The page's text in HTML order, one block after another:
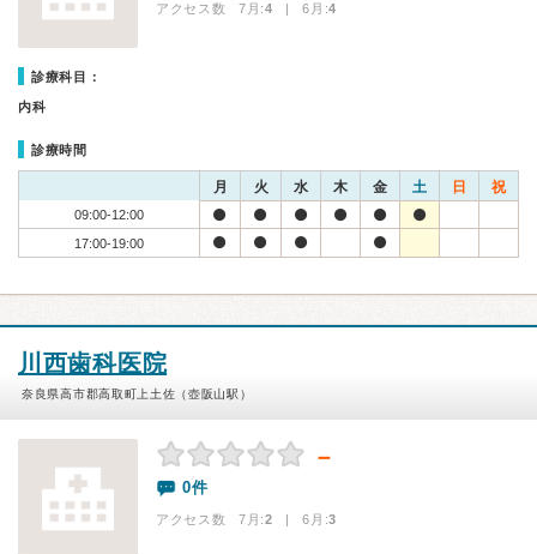
アクセス数 7月:4 | 6月:4
診療科目：
内科
診療時間
月 火 水 木 金 土 日 祝
09:00-12:00
17:00-19:00
川西歯科医院
奈良県高市郡高取町上土佐（壺阪山駅）
－
0件
アクセス数 7月:2 | 6月:3